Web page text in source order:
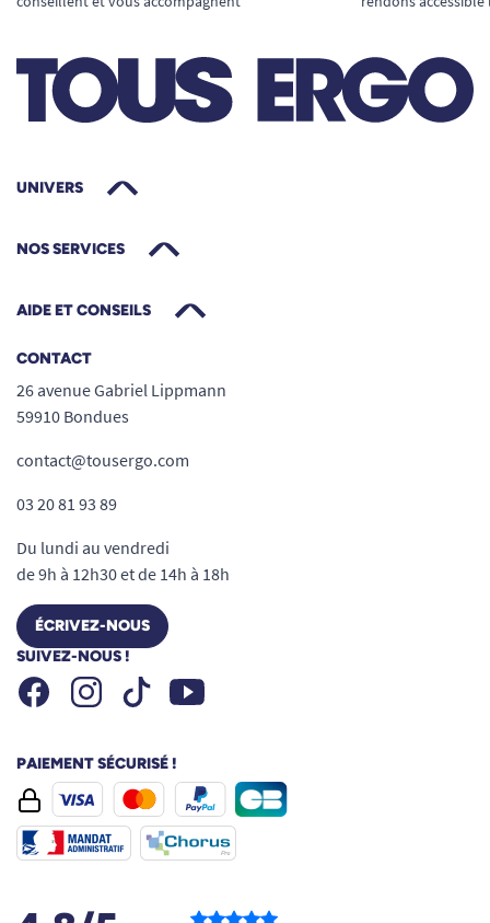
UNIVERS
NOS SERVICES
AIDE ET CONSEILS
CONTACT
26 avenue Gabriel Lippmann
59910 Bondues
contact@tousergo.com
03 20 81 93 89
Du lundi au vendredi
de 9h à 12h30 et de 14h à 18h
ÉCRIVEZ-NOUS
SUIVEZ-NOUS !
FacebookInstagramTiktok Youtube
PAIEMENT SÉCURISÉ !